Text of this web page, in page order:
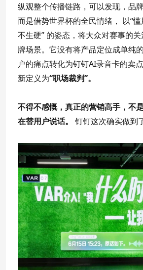
纵观整个传播链路，可以发现，品
而是借势世界杯的全民情绪， 以“懂
不生硬” 的姿态，将大众对赛事的
牌场景。它没有将产品定位成单纯
户的痛点转化为钉钉AI录音卡的卖
新定义为“职场裁判”。
不得不感慨，真正的营销高手，不
在替用户说话。
钉钉这次确实做到了